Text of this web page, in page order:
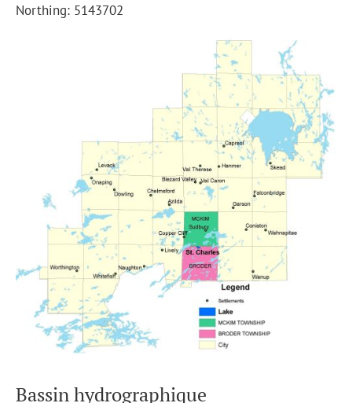
Northing: 5143702
Bassin hydrographique